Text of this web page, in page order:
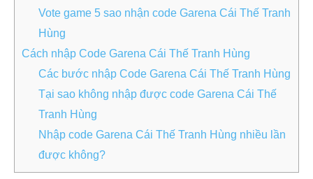
Vote game 5 sao nhận code Garena Cái Thế Tranh
Hùng
Cách nhập Code Garena Cái Thế Tranh Hùng
Các bước nhập Code Garena Cái Thế Tranh Hùng
Tại sao không nhập được code Garena Cái Thế
Tranh Hùng
Nhập code Garena Cái Thế Tranh Hùng nhiều lần
được không?